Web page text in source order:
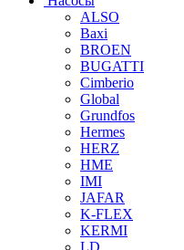
ALSO
Baxi
BROEN
BUGATTI
Cimberio
Global
Grundfos
Hermes
HERZ
HME
IMI
JAFAR
K-FLEX
KERMI
LD